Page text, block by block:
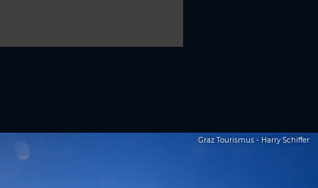
Graz Tourismus - Harry Schiffer